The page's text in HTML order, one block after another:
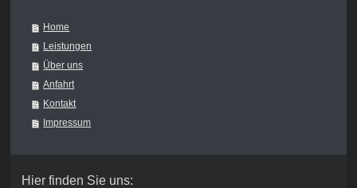
Home
Leistungen
Über uns
Anfahrt
Kontakt
Impressum
Hier finden Sie uns: